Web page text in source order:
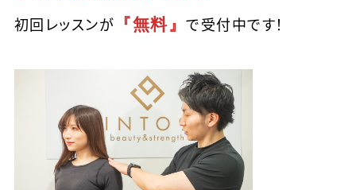
初回レッスンが 『無料』で受付中です！